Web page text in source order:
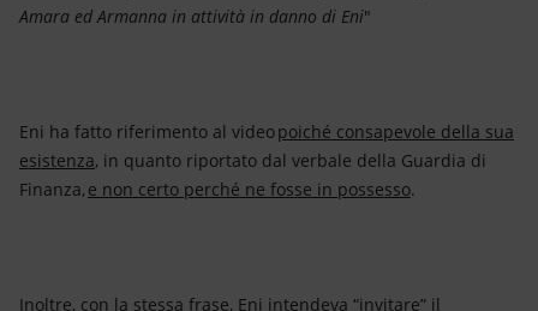
Amara ed Armanna in attività in danno di Eni"
Eni ha fatto riferimento al videopoiché consapevole della sua
esistenza, in quanto riportato dal verbale della Guardia di
Finanza, e non certo perché ne fosse in possesso.
Inoltre, con la stessa frase, Eni intendeva “invitare” il